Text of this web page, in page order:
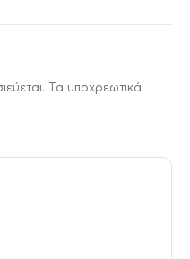
Τα υποχρεωτικά